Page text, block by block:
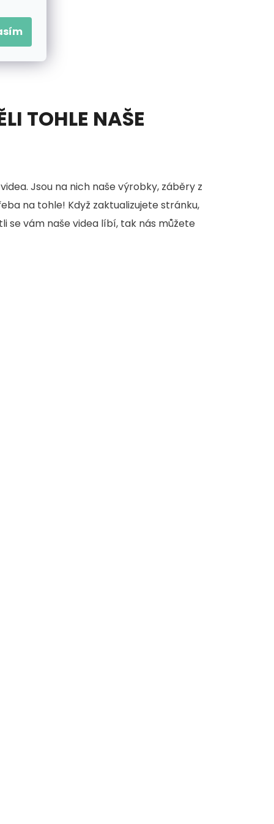
TOHLE NAŠE
Jsou na nich naše výrobky, záběry z
na tohle! Když zaktualizujete stránku,
se vám naše videa líbí, tak nás můžete